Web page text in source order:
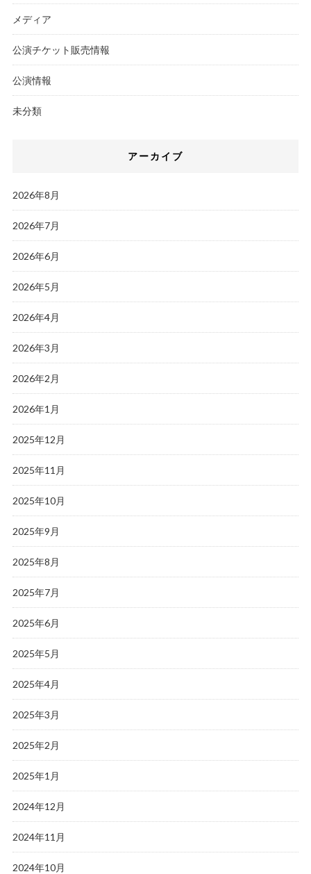
メディア
公演チケット販売情報
公演情報
未分類
アーカイブ
2026年8月
2026年7月
2026年6月
2026年5月
2026年4月
2026年3月
2026年2月
2026年1月
2025年12月
2025年11月
2025年10月
2025年9月
2025年8月
2025年7月
2025年6月
2025年5月
2025年4月
2025年3月
2025年2月
2025年1月
2024年12月
2024年11月
2024年10月